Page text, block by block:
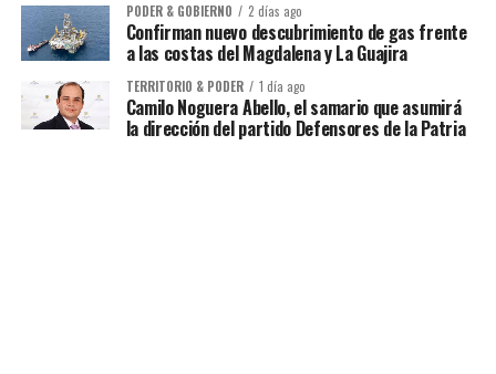
PODER & GOBIERNO 2 días ago
Confirman nuevo descubrimiento de gas frente
a las costas del Magdalena y La Guajira
TERRITORIO & PODER 1 día ago
Camilo Noguera Abello, el samario que asumirá
la dirección del partido Defensores de la Patria